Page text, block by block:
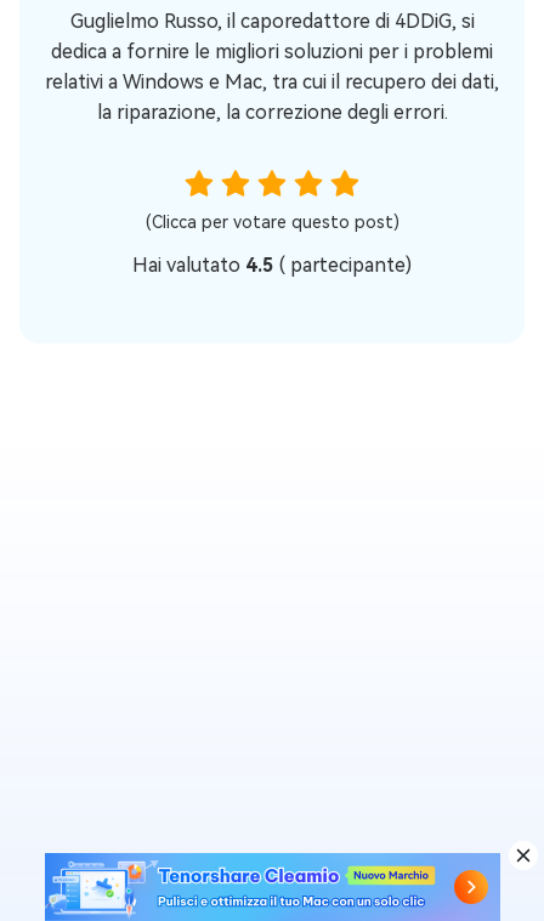
Guglielmo Russo, il caporedattore di 4DDiG, si
dedica a fornire le migliori soluzioni per i problemi
relativi a Windows e Mac, tra cui il recupero dei dati,
la riparazione, la correzione degli errori.
(Clicca per votare questo post)
Hai valutato 4.5 ( partecipante)